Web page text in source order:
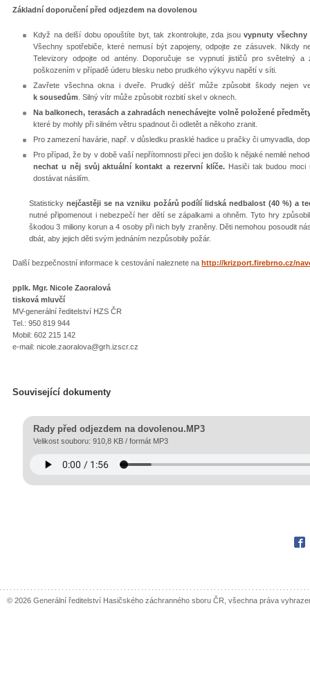
Základní doporučení před odjezdem na dovolenou
Když na delší dobu opouštíte byt, tak zkontrolujte, zda jsouvypnuty všechny
Všechny spotřebiče, které nemusí být zapojeny, odpojte ze zásuvek. Nikdy
Televizory odpojte od antény. Doporučuje se vypnutí jističů pro světelný
poškozením v případě úderu blesku nebo prudkého výkyvu napětí v síti.
Zavřete všechna okna i dveře. Prudký déšť může způsobit škody
k sousedům . Silný vítr může způsobit rozbití skel v oknech.
Na balkonech, terasách a zahradách nenechávejte volně položené
které by mohly při silném větru spadnout či odletět a někoho zranit.
Pro zamezení havárie, např. v důsledku prasklé hadice u pračky či umyvadla,
Pro případ, že by v době vaší nepřítomnosti přeci jen došlo k nějaké nemilé
nechat u něj svůj aktuální kontakt a rezervní klíče.Hasiči tak budou moci
dostávat násilím.
Statisticky nejčastěji se na vzniku požárů podílí lidská nedbalost (40 %) a
nutné připomenout i nebezpečí her dětí se zápalkami a ohněm. Tyto hry
škodou 3 miliony korun a 4 osoby při nich byly zraněny. Děti nemohou posoudit
dbát, aby jejich děti svým jednáním nezpůsobily požár.
Další bezpečnostní informace k cestování naleznete na http://krizport.firebrno.cz/
pplk. Mgr. Nicole Zaoralová
tisková mluvčí
MV-generální ředitelství HZS ČR
Tel.: 950 819 944
Mobil: 602 215 142
e-mail: nicole.zaoralova@grh.izscr.cz
Související dokumenty
Rady před odjezdem na dovolenou.MP3
Velikost souboru: 910,8 KB / formát MP3
© 2026 Generální ředitelství Hasičského záchranného sboru ČR, všechna práva